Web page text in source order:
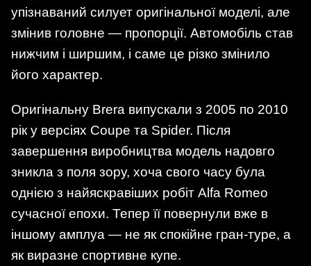
упізнаваний силует оригінальної моделі, але
змінив головне — пропорції. Автомобіль став
нижчим і ширшим, і саме це різко змінило
його характер.
Оригінальну Brera випускали з 2005 по 2010
рік у версіях Coupe та Spider. Після
завершення виробництва модель надовго
зникла з поля зору, хоча свого часу була
однією з найяскравіших робіт Alfa Romeo
сучасної епохи. Тепер її повернули вже в
іншому амплуа — не як спокійне гран-туре, а
як виразне спортивне купе.